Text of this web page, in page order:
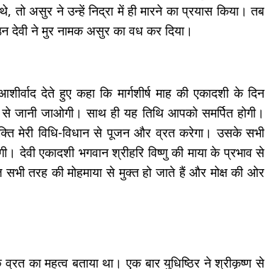
तो असुर ने उन्हें निद्रा में ही मारने का प्रयास किया। तब
देवी ने मुर नामक असुर का वध कर दिया।
देते हुए कहा कि मार्गशीर्ष माह की एकादशी के दिन
जाओगी। साथ ही यह तिथि आपको समर्पित होगी।
मेरी विधि-विधान से पूजन और व्रत करेगा। उसके सभी
देवी एकादशी भगवान श्रीहरि विष्णु की माया के प्रभाव से
तरह की मोहमाया से मुक्त हो जाते हैं और मोक्ष की ओर
का महत्व बताया था। एक बार युधिष्ठिर ने श्रीकृष्ण से